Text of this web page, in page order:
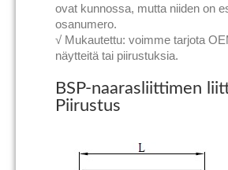
ovat kunnossa, mutta niiden on
osanumero.
√ Mukautettu: voimme tarjota
näytteitä tai piirustuksia.
BSP-naarasliittimen
Piirustus